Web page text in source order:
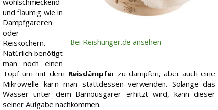
Bei Reishunger.de ansehen
wohlschmeckend
und flaumig wie in
Dampfgareren
oder
Reiskochern.
Natürlich benötigt
man noch einen
Topf um mit dem Reisdämpferzu dämpfen, aber auch eine
Mikrowelle kann man stattdessen verwenden. Solange das
Wasser unter dem Bambusgarer erhitzt wird, kann dieser
seiner Aufgabe nachkommen.